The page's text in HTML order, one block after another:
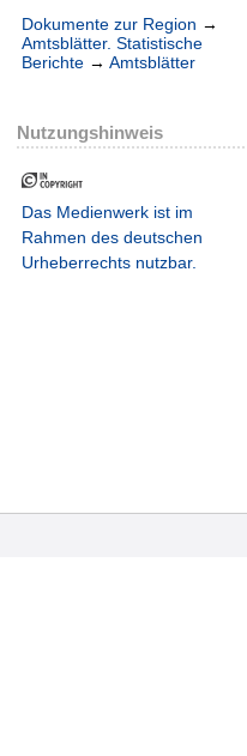
Dokumente zur Region →
Amtsblätter. Statistische
Berichte → Amtsblätter
Nutzungshinweis
Das Medienwerk ist im
Rahmen des deutschen
Urheberrechts nutzbar.